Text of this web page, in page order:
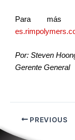
Para más
Por: Steven
Gerente General
PREVIOUS